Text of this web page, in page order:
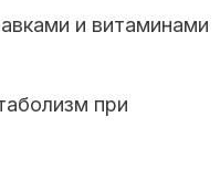
и витаминами
при